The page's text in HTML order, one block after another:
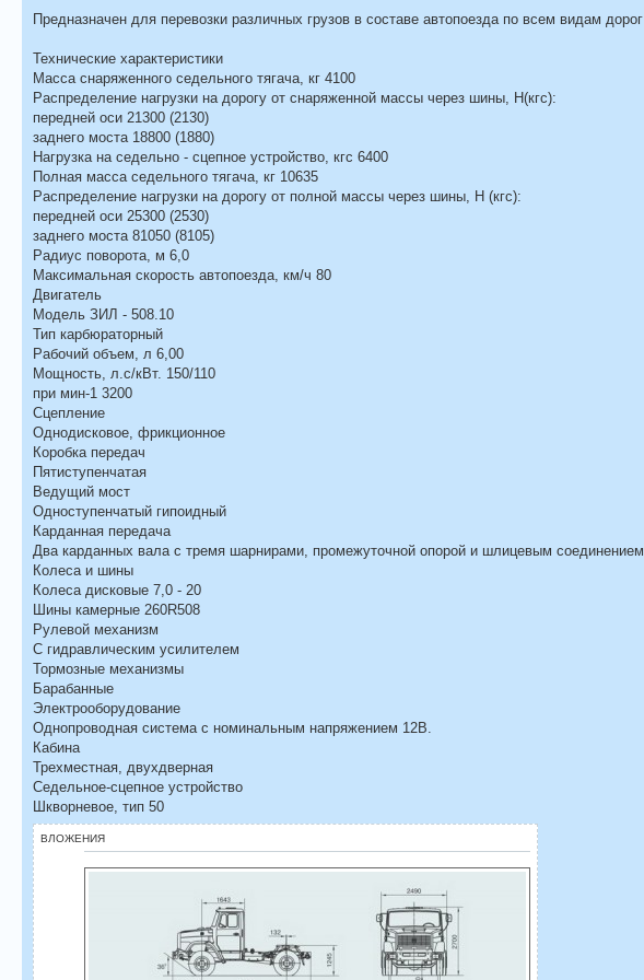
Предназначен для перевозки различных грузов в составе автопоезда по всем видам дорог
Технические характеристики
Масса снаряженного седельного тягача, кг 4100
Распределение нагрузки на дорогу от снаряженной массы через шины, Н(кгс):
передней оси 21300 (2130)
заднего моста 18800 (1880)
Нагрузка на седельно - сцепное устройство, кгс 6400
Полная масса седельного тягача, кг 10635
Распределение нагрузки на дорогу от полной массы через шины, Н (кгс):
передней оси 25300 (2530)
заднего моста 81050 (8105)
Радиус поворота, м 6,0
Максимальная скорость автопоезда, км/ч 80
Двигатель
Модель ЗИЛ - 508.10
Тип карбюраторный
Рабочий объем, л 6,00
Мощность, л.с/кВт. 150/110
при мин-1 3200
Сцепление
Однодисковое, фрикционное
Коробка передач
Пятиступенчатая
Ведущий мост
Одноступенчатый гипоидный
Карданная передача
Два карданных вала с тремя шарнирами, промежуточной опорой и шлицевым соединением.
Колеса и шины
Колеса дисковые 7,0 - 20
Шины камерные 260R508
Рулевой механизм
С гидравлическим усилителем
Тормозные механизмы
Барабанные
Электрооборудование
Однопроводная система с номинальным напряжением 12В.
Кабина
Трехместная, двухдверная
Седельное-сцепное устройство
Шкворневое, тип 50
ВЛОЖЕНИЯ